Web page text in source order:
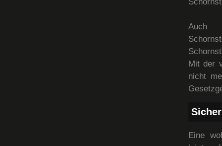
Auch
Mit der
nicht
Eine